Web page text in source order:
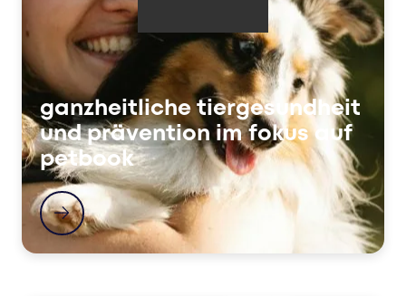
ganzheitliche tiergesundheit
und prävention im fokus auf
petbook